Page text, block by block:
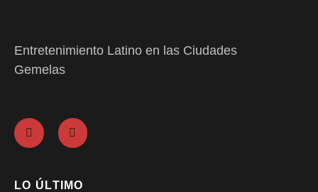
Entretenimiento Latino en las Ciudades
Gemelas
LO ÚLTIMO